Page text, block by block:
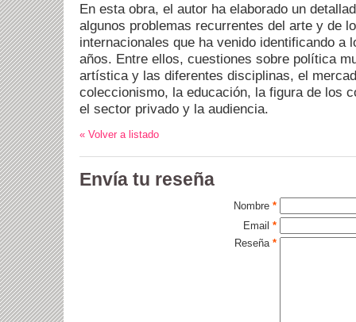
En esta obra, el autor ha elaborado un
algunos problemas recurrentes del arte y de
internacionales que ha venido identificando a
años. Entre ellos, cuestiones sobre política
artística y las diferentes disciplinas, el
coleccionismo, la educación, la figura de los
el sector privado y la audiencia.
« Volver a listado
Envía tu reseña
Nombre *
Email *
Reseña *